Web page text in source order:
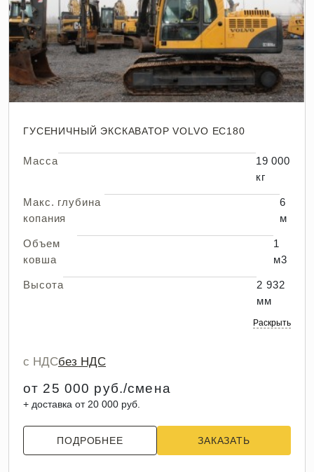
ГУСЕНИЧНЫЙ ЭКСКАВАТОР VOLVO EC180
Масса
19 000
кг
Макс. глубина
копания
6
м
Объем
ковша
1
м3
Высота
2 932
мм
Раскрыть
с НДСбез НДС
от 25 000 руб./смена
+ доставка от 20 000 руб.
ПОДРОБНЕЕ ЗАКАЗАТЬ